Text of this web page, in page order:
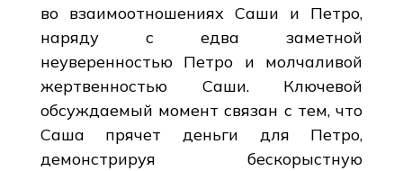
во взаимоотношениях Саши и Петро,
наряду с едва заметной
неуверенностью Петро и молчаливой
жертвенностью Саши. Ключевой
обсуждаемый момент связан с тем, что
Саша прячет деньги для Петро,
демонстрируя бескорыстную